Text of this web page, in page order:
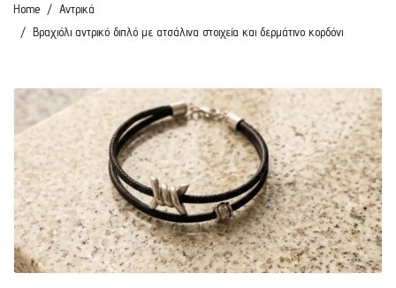
Home
Αντρικά
Βραχιόλι αντρικό διπλό με ατσάλινα στοιχεία και δερμάτινο κορδόνι